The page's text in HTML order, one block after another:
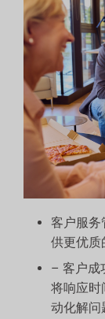
客户服务
供更优质
– 客户成
将响应时
动化解问